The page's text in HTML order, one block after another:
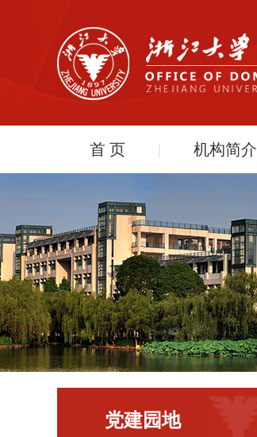
首 页 机构简介
党建园地